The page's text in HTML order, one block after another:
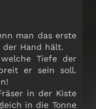
man das erste
der Hand hält.
Tiefe der
er sein soll.
in der Kiste
in die Tonne